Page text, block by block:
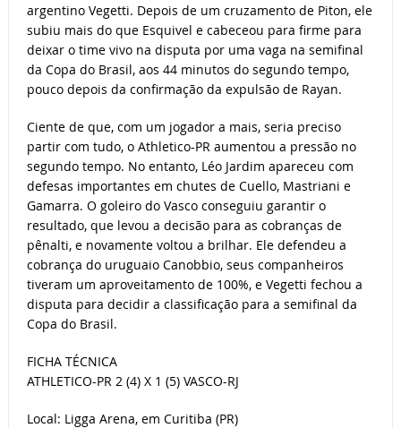
argentino Vegetti. Depois de um cruzamento de Piton, ele
subiu mais do que Esquivel e cabeceou para firme para
deixar o time vivo na disputa por uma vaga na semifinal
da Copa do Brasil, aos 44 minutos do segundo tempo,
pouco depois da confirmação da expulsão de Rayan.
Ciente de que, com um jogador a mais, seria preciso
partir com tudo, o Athletico-PR aumentou a pressão no
segundo tempo. No entanto, Léo Jardim apareceu com
defesas importantes em chutes de Cuello, Mastriani e
Gamarra. O goleiro do Vasco conseguiu garantir o
resultado, que levou a decisão para as cobranças de
pênalti, e novamente voltou a brilhar. Ele defendeu a
cobrança do uruguaio Canobbio, seus companheiros
tiveram um aproveitamento de 100%, e Vegetti fechou a
disputa para decidir a classificação para a semifinal da
Copa do Brasil.
FICHA TÉCNICA
ATHLETICO-PR 2 (4) X 1 (5) VASCO-RJ
Local: Ligga Arena, em Curitiba (PR)